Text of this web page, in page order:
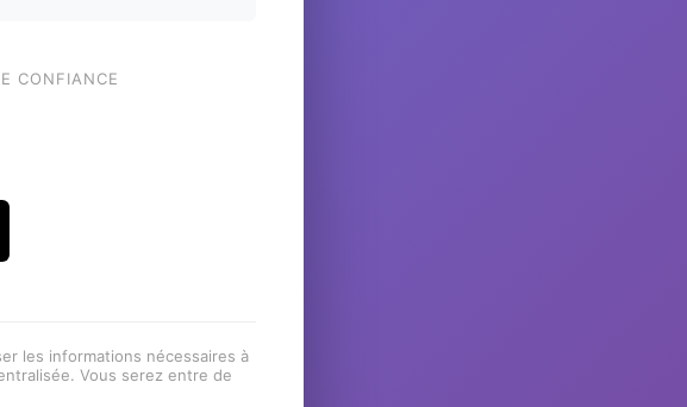
CONFIANCE
les informations nécessaires à
Vous serez entre de